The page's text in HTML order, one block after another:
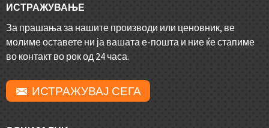
ИСТРАЖУВАЊЕ
За прашања за нашите производи или ценовник, ве
молиме оставете ни ја вашата е-пошта и ние ќе стапиме
во контакт во рок од 24 часа.
ИСТРАЖУВАЈ СЕГА